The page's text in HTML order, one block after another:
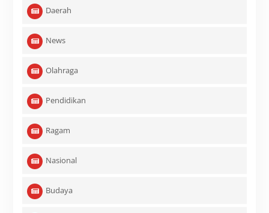
Daerah
News
Olahraga
Pendidikan
Ragam
Nasional
Budaya